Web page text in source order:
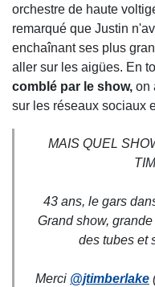
orchestre de haute
remarqué que Justin
enchaînant ses plus
aller sur les aigües. En
comblé par le show, on
sur les réseaux sociaux
MAIS QUEL
43 ans, le gars
Grand show,
des tubes et
Merci @jtimberlake